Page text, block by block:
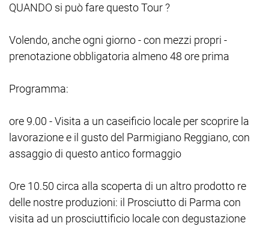
QUANDO si può fare questo Tour ?
Volendo, anche ogni giorno - con mezzi propri -
prenotazione obbligatoria almeno 48 ore prima
Programma:
ore 9.00 - Visita a un caseificio locale per scoprire la
lavorazione e il gusto del Parmigiano Reggiano, con
assaggio di questo antico formaggio
Ore 10.50 circa alla scoperta di un altro prodotto re
delle nostre produzioni: il Prosciutto di Parma con
visita ad un prosciuttificio locale con degustazione